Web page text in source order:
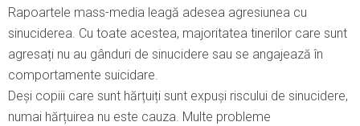
Rapoartele mass-media leagă adesea agresiunea cu
sinuciderea. Cu toate acestea, majoritatea tinerilor care sunt
agresați nu au gânduri de sinucidere sau se angajează în
comportamente suicidare.
Deși copiii care sunt hărțuiți sunt expuși riscului de sinucidere,
numai hărțuirea nu este cauza. Multe probleme